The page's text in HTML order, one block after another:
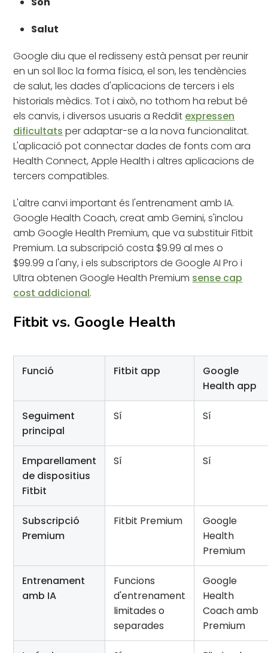
Salut
Google diu que el redisseny està pensat per reunir
en un sol lloc la forma física, el son, les tendències
de salut, les dades d'aplicacions de tercers i els
historials mèdics. Tot i això, no tothom ha rebut bé
els canvis, i diversos usuaris a Reddit expressen
dificultats per adaptar-se a la nova funcionalitat.
L'aplicació pot connectar dades de fonts com ara
Health Connect, Apple Health i altres aplicacions de
tercers compatibles.
L'altre canvi important és l'entrenament amb IA.
Google Health Coach, creat amb Gemini, s'inclou
amb Google Health Premium, que va substituir Fitbit
Premium. La subscripció costa $9.99 al mes o
$99.99 a l'any, i els subscriptors de Google AI Pro i
Ultra obtenen Google Health Premium sense cap
cost addicional.
Fitbit vs. Google Health
Funció Fitbit app
Google
Health app
Seguiment
principal
Sí Sí
Emparellament
de dispositius
Fitbit
Sí Sí
Subscripció
Premium
Fitbit Premium
Google
Health
Premium
Entrenament
amb IA
Funcions
d'entrenament
limitades o
separades
Google
Health
Coach amb
Premium